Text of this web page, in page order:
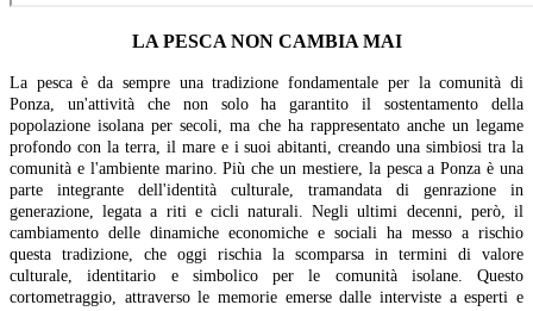
LA PESCA NON CAMBIA MAI
La pesca è da sempre una tradizione fondamentale per la comunità di
Ponza, un'attività che non solo ha garantito il sostentamento della
popolazione isolana per secoli, ma che ha rappresentato anche un legame
profondo con la terra, il mare e i suoi abitanti, creando una simbiosi tra la
comunità e l'ambiente marino. Più che un mestiere, la pesca a Ponza è una
parte integrante dell'identità culturale, tramandata di genrazione in
generazione, legata a riti e cicli naturali. Negli ultimi decenni, però, il
cambiamento delle dinamiche economiche e sociali ha messo a rischio
questa tradizione, che oggi rischia la scomparsa in termini di valore
culturale, identitario e simbolico per le comunità isolane. Questo
cortometraggio, attraverso le memorie emerse dalle interviste a esperti e